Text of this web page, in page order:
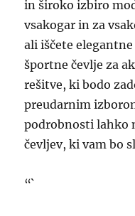
in široko izbiro
vsakogar in za
ali iščete
športne čevlje za
rešitve, ki bodo
preudarnim
podrobnosti lahko
čevljev, ki vam bo
“`